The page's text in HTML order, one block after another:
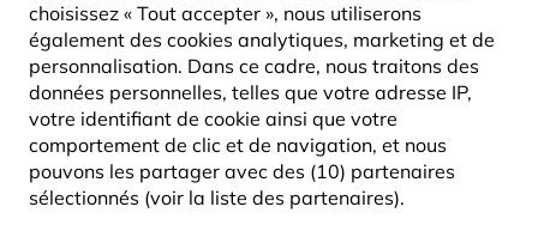
choisissez « Tout accepter », nous utiliserons
également des cookies analytiques, marketing et de
personnalisation. Dans ce cadre, nous traitons des
données personnelles, telles que votre adresse IP,
votre identifiant de cookie ainsi que votre
comportement de clic et de navigation, et nous
pouvons les partager avec des (10) partenaires
sélectionnés (voir la liste des partenaires).
47Produits
NOUVEAU NOUVEAU